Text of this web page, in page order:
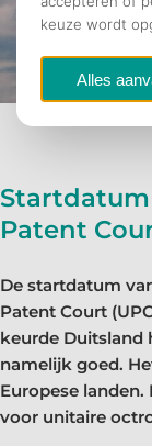
Patent
De startdatum
Patent Court
keurde Duitsland
namelijk goed.
Europese
voor unitaire